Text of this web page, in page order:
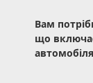
Вам
що
автомобіля